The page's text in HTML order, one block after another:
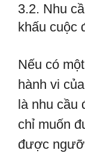
3.2. Nhu
khấu cuộc
Nếu có
hành vi
là nhu cầu
chỉ muốn
được